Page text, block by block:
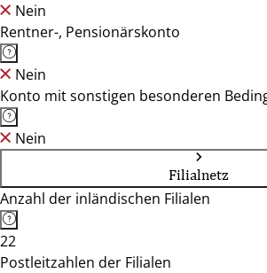
Nein
Rentner-, Pensionärskonto
Nein
Konto mit sonstigen besonderen
Nein
Filialnetz
Anzahl der inländischen Filialen
22
Postleitzahlen der Filialen